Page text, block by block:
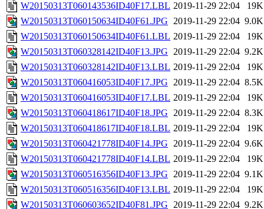
W20150313T060143536ID40F17.LBL 2019-11-29 22:04
19K
W20150313T060150634ID40F61.JPG 2019-11-29 22:04 9.0K
W20150313T060150634ID40F61.LBL 2019-11-29 22:04
19K
W20150313T060328142ID40F13.JPG 2019-11-29 22:04 9.2K
W20150313T060328142ID40F13.LBL 2019-11-29 22:04
19K
W20150313T060416053ID40F17.JPG 2019-11-29 22:04 8.5K
W20150313T060416053ID40F17.LBL 2019-11-29 22:04
19K
W20150313T060418617ID40F18.JPG 2019-11-29 22:04 8.3K
W20150313T060418617ID40F18.LBL 2019-11-29 22:04
19K
W20150313T060421778ID40F14.JPG 2019-11-29 22:04 9.6K
W20150313T060421778ID40F14.LBL 2019-11-29 22:04
19K
W20150313T060516356ID40F13.JPG 2019-11-29 22:04 9.1K
W20150313T060516356ID40F13.LBL 2019-11-29 22:04
19K
W20150313T060603652ID40F81.JPG 2019-11-29 22:04 9.2K